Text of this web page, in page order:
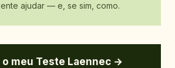
ajudar — e, se sim, como.
o meu Teste Laennec →